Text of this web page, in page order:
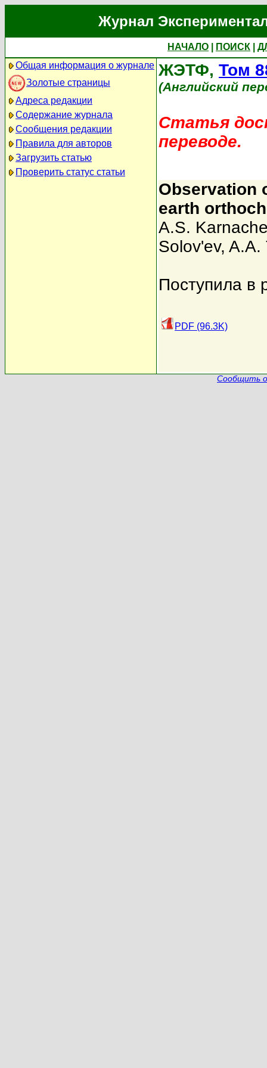
Журнал
НАЧАЛО ПОИСК
Общая информация о журнале
Золотые страницы
Адреса редакции
Содержание журнала
Сообщения редакции
Правила для авторов
Загрузить статью
Проверить статус статьи
ЖЭТФ, Том
(Английский
Статья
переводе.
Observation
earth
A.S.
Solov'ev, A.A.
Поступила в
PDF (96.3K)
Сообщить о